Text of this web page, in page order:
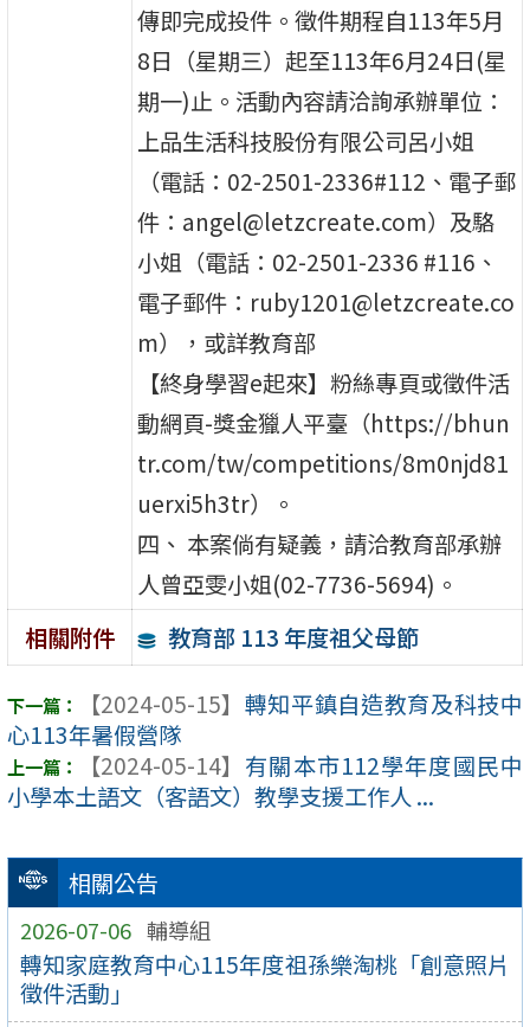
相關公告
2026-07-06 輔導組
轉知家庭教育中心115年度祖孫樂淘桃「創意照片
徵件活動」
傳即完成投件。徵件期程自113年5月
8日（星期三）起至113年6月24日(星
期一)止。活動內容請洽詢承辦單位：
上品生活科技股份有限公司呂小姐
（電話：02-2501-2336#112、電子郵
件：angel@letzcreate.com）及駱
小姐（電話：02-2501-2336 #116、
電子郵件：ruby1201@letzcreate.co
m），或詳教育部
【終身學習e起來】粉絲專頁或徵件活
動網頁-獎金獵人平臺（https://bhun
tr.com/tw/competitions/8m0njd81
uerxi5h3tr）。
四、 本案倘有疑義，請洽教育部承辦
人曾亞雯小姐(02-7736-5694)。
相關附件
教育部 113 年度祖父母節
【2024-05-15】 轉知平鎮自造教育及科技中
心113年暑假營隊
【2024-05-14】 有關本市112學年度國民中
小學本土語文（客語文）教學支援工作人 ...